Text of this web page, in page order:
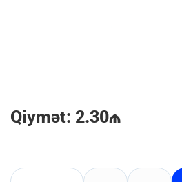
Qiymət: 2.30₼